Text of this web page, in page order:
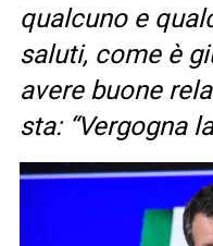
qualcuno e
saluti, come è
avere buone
sta: “Vergogna